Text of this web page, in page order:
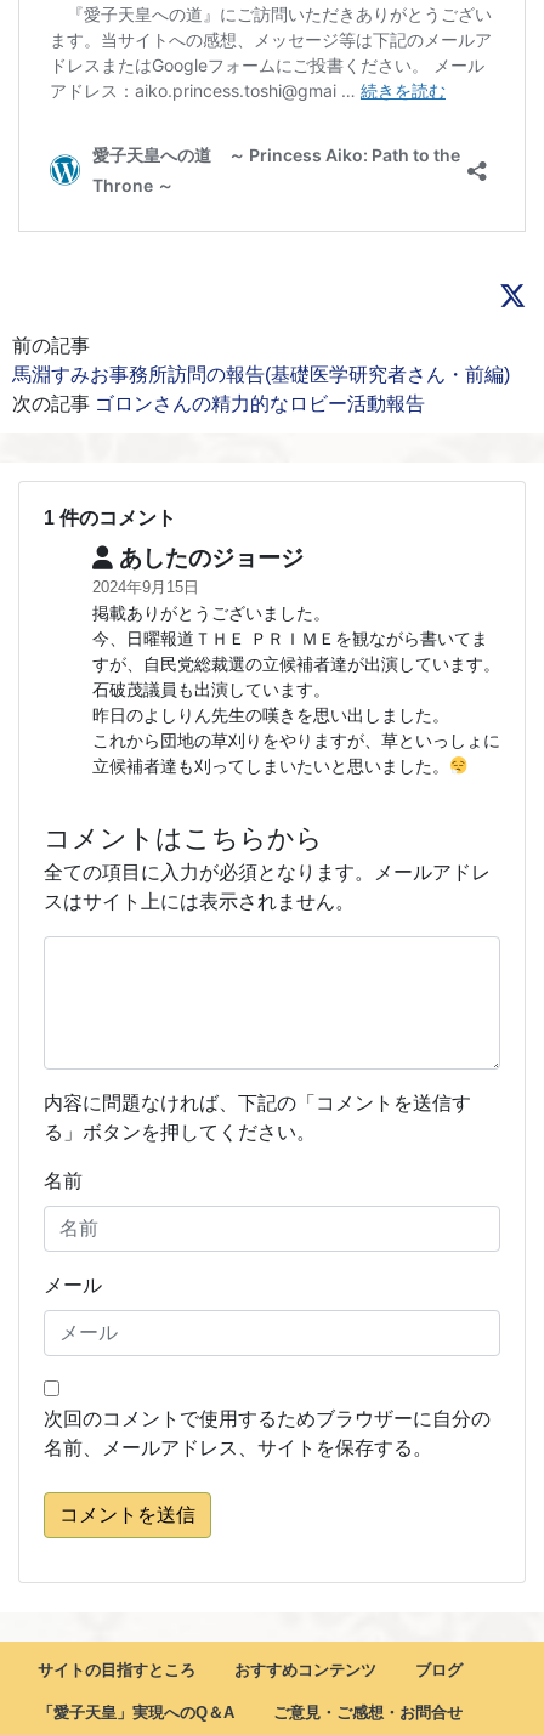
前の記事
馬淵すみお事務所訪問の報告(基礎医学研究者さん・前編)
次の記事 ゴロンさんの精力的なロビー活動報告
1 件のコメント
あしたのジョージ
2024年9月15日
掲載ありがとうございました。
今、日曜報道ＴＨＥ ＰＲＩＭＥを観ながら書いてま
すが、自民党総裁選の立候補者達が出演しています。
石破茂議員も出演しています。
昨日のよしりん先生の嘆きを思い出しました。
これから団地の草刈りをやりますが、草といっしょに
立候補者達も刈ってしまいたいと思いました。
コメントはこちらから
全ての項目に入力が必須となります。メールアドレ
スはサイト上には表示されません。
内容に問題なければ、下記の「コメントを送信す
る」ボタンを押してください。
名前
メール
次回のコメントで使用するためブラウザーに自分の
名前、メールアドレス、サイトを保存する。
コメントを送信
サイトの目指すところ おすすめコンテンツ ブログ
「愛子天皇」実現へのQ＆A ご意見・ご感想・お問合せ